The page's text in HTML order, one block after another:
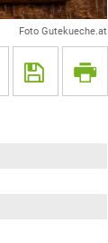
Foto Gutekueche.at